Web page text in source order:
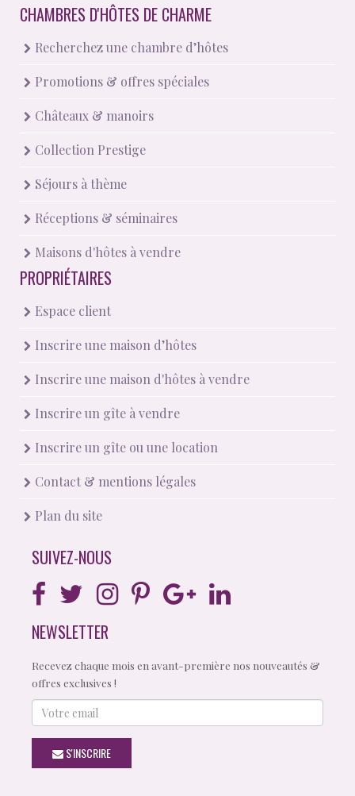
CHAMBRES D'HÔTES DE CHARME
Recherchez une chambre d’hôtes
Promotions & offres spéciales
Châteaux & manoirs
Collection Prestige
Séjours à thème
Réceptions & séminaires
Maisons d'hôtes à vendre
PROPRIÉTAIRES
Espace client
Inscrire une maison d’hôtes
Inscrire une maison d'hôtes à vendre
Inscrire un gîte à vendre
Inscrire un gîte ou une location
Contact & mentions légales
Plan du site
SUIVEZ-NOUS
NEWSLETTER
Recevez chaque mois en avant-première nos nouveautés &
offres exclusives !
Votre
email
S'INSCRIRE